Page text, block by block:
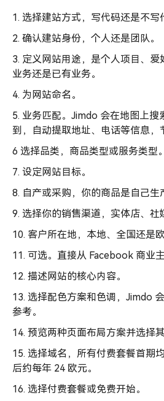
1. 选择建站方式，写代码还是不写
2. 确认建站身份，个人还是团队。
3. 定义网站用途，是个人项目、
业务还是已有业务。
4. 为网站命名。
5. 业务匹配。Jimdo 会在地图上搜
到，自动提取地址、电话等信息，
6 选择品类，商品类型或服务类型。
7. 设定网站目标。
8. 自产或采购，你的商品是自己生
9. 选择你的销售渠道，实体店、社
10. 客户所在地，本地、全国还是
11. 可选。直接从 Facebook 商业
12. 描述网站的核心内容。
13. 选择配色方案和色调，Jimdo
参考。
14. 预览两种页面布局方案并选择其
15. 选择域名，所有付费套餐首期
后约每年 24 欧元。
16. 选择付费套餐或免费开始。